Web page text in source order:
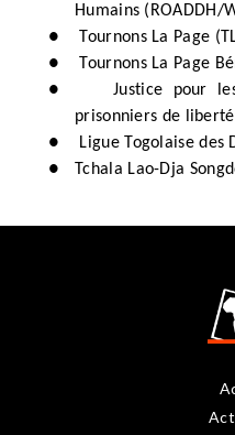
Humains (ROADDH/
●
Tournons La Page
●
Tournons La Page
●
Justice pour
prisonniers de liberté
●
Ligue Togolaise des
●
Tchala Lao-Dja